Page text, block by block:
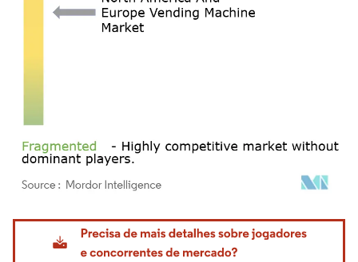
Imagem © Mordor Intelligence. O reuso requer atribuição conforme CC BY 4.0.